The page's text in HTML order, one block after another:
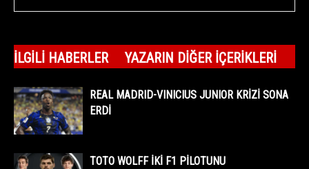
İLGILI HABERLER YAZARIN DIĞER İÇERIKLERI
REAL MADRID-VINICIUS JUNIOR KRİZİ SONA
ERDİ
TOTO WOLFF İKİ F1 PİLOTUNU